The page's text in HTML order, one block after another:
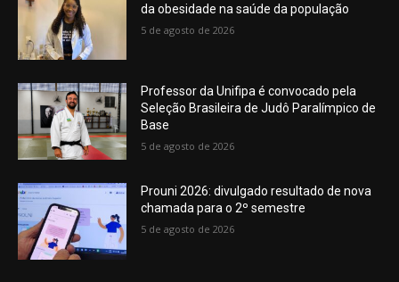
da obesidade na saúde da população
5 de agosto de 2026
Professor da Unifipa é convocado pela
Seleção Brasileira de Judô Paralímpico de
Base
5 de agosto de 2026
Prouni 2026: divulgado resultado de nova
chamada para o 2º semestre
5 de agosto de 2026